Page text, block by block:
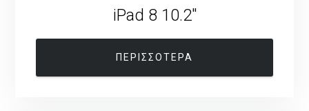
iPad 8 10.2″
ΠΕΡΙΣΣΟΤΕΡΑ